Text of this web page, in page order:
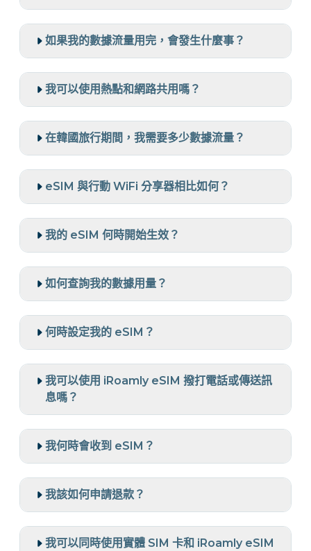
如果我的數據流量用完，會發生什麼事？
我可以使用熱點和網路共用嗎？
在韓國旅行期間，我需要多少數據流量？
eSIM 與行動 WiFi 分享器相比如何？
我的 eSIM 何時開始生效？
如何查詢我的數據用量？
何時設定我的 eSIM？
我可以使用 iRoamly eSIM 撥打電話或傳送訊
息嗎？
我何時會收到 eSIM？
我該如何申請退款？
我可以同時使用實體 SIM 卡和 iRoamly eSIM